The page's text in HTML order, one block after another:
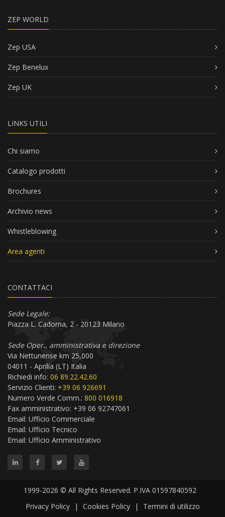
ZEP WORLD
Zep USA
Zep Benelux
Zep UK
LINKS UTILI
Chi siamo
Catalogo prodotti
Brochures
Archivio news
Whistleblowing
Area agenti
CONTATTACI
Sede Legale:
Piazza L. Cadorna, 2 - 20123 Milano
Sede Oper., amministrativa e direzione
Via Nettunense km 25,000
04011 - Aprilia (LT) Italia
Richiedi info: 06 89.22.42.60
Servizio Clienti: +39 06 926691
Numero Verde Comm.: 800 016918
Fax amministrativo: +39 06 92747061
Email: Ufficio Commerciale
Email: Ufficio Tecnico
Email: Ufficio Amministrativo
1999-2026 © All Rights Reserved. P.IVA 01597840592
Privacy Policy
| Cookies Policy | Termini di utilizzo